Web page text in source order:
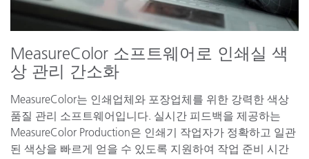
MeasureColor 소프트웨어로 인쇄실 색
상 관리 간소화
MeasureColor는 인쇄업체와 포장업체를 위한 강력한 색상
품질 관리 소프트웨어입니다. 실시간 피드백을 제공하는
MeasureColor Production은 인쇄기 작업자가 정확하고 일관
된 색상을 빠르게 얻을 수 있도록 지원하여 작업 준비 시간